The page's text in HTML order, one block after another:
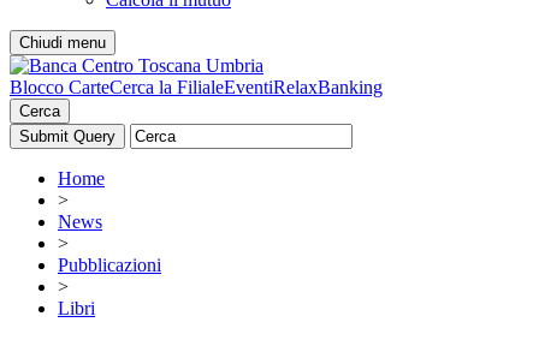
Chiudi menu
Blocco CarteCerca la FilialeEventiRelaxBanking
Cerca
Home
>
News
>
Pubblicazioni
>
Libri